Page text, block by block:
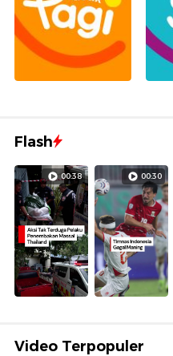
Flash
00:38 00:30
Video Terpopuler